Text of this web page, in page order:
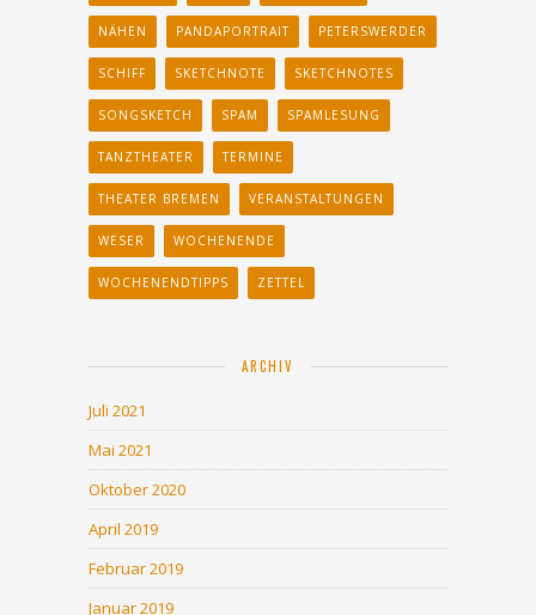
NÄHEN PANDAPORTRAIT PETERSWERDER
SCHIFF SKETCHNOTE SKETCHNOTES
SONGSKETCH SPAM SPAMLESUNG
TANZTHEATER TERMINE
THEATER BREMEN VERANSTALTUNGEN
WESER WOCHENENDE
WOCHENENDTIPPS ZETTEL
ARCHIV
Juli 2021
Mai 2021
Oktober 2020
April 2019
Februar 2019
Januar 2019